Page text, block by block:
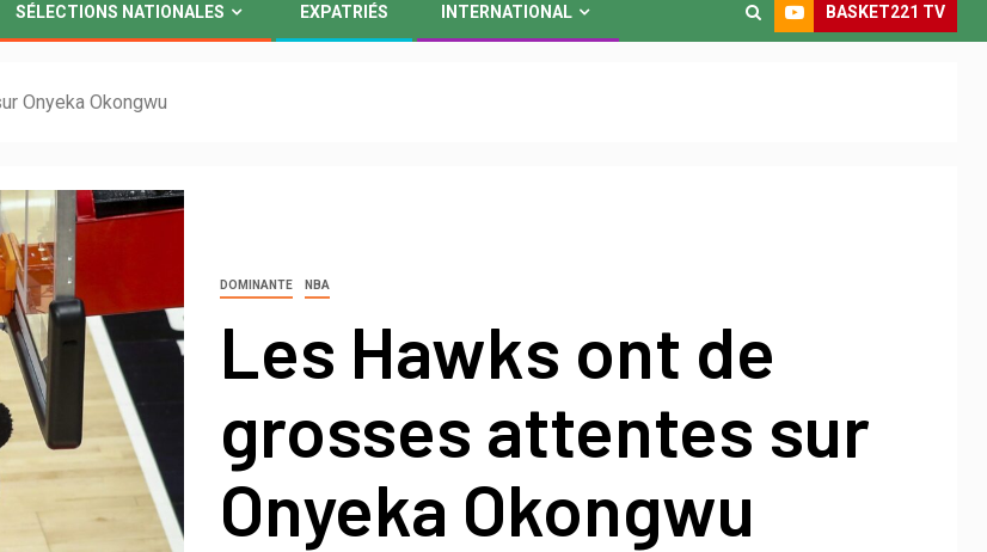
SÉLECTIONS NATIONALES EXPATRIÉS INTERNATIONAL BASKET221 TV
Onyeka Okongwu
DOMINANTE NBA
Les Hawks ont de
grosses attentes sur
Onyeka Okongwu